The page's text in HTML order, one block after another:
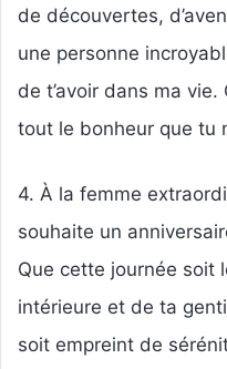
de découvertes,
une personne
de t’avoir dans ma
tout le bonheur que tu
4. À la femme
souhaite un
Que cette journée soit
intérieure et de ta
soit empreint de